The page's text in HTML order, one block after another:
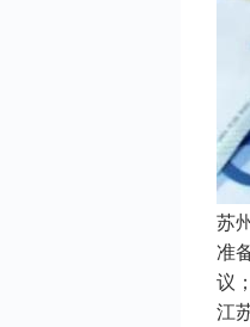
苏
准
议
江